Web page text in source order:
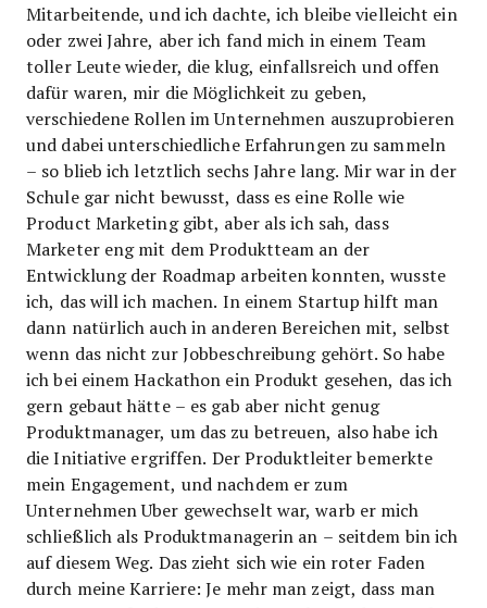
Mitarbeitende, und ich dachte, ich bleibe vielleicht ein
oder zwei Jahre, aber ich fand mich in einem Team
toller Leute wieder, die klug, einfallsreich und offen
dafür waren, mir die Möglichkeit zu geben,
verschiedene Rollen im Unternehmen auszuprobieren
und dabei unterschiedliche Erfahrungen zu sammeln
– so blieb ich letztlich sechs Jahre lang. Mir war in der
Schule gar nicht bewusst, dass es eine Rolle wie
Product Marketing gibt, aber als ich sah, dass
Marketer eng mit dem Produktteam an der
Entwicklung der Roadmap arbeiten konnten, wusste
ich, das will ich machen. In einem Startup hilft man
dann natürlich auch in anderen Bereichen mit, selbst
wenn das nicht zur Jobbeschreibung gehört. So habe
ich bei einem Hackathon ein Produkt gesehen, das ich
gern gebaut hätte – es gab aber nicht genug
Produktmanager, um das zu betreuen, also habe ich
die Initiative ergriffen. Der Produktleiter bemerkte
mein Engagement, und nachdem er zum
Unternehmen Uber gewechselt war, warb er mich
schließlich als Produktmanagerin an – seitdem bin ich
auf diesem Weg. Das zieht sich wie ein roter Faden
durch meine Karriere: Je mehr man zeigt, dass man